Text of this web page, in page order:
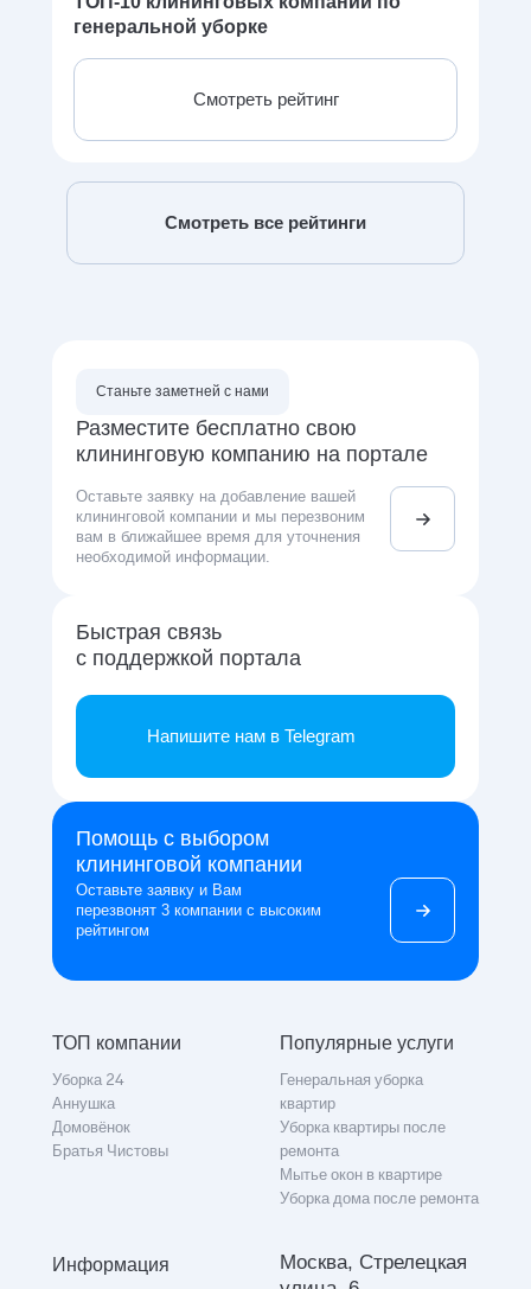
генеральной уборке
Смотреть рейтинг
Смотреть все рейтинги
Разместите бесплатно свою
клининговую компанию на портале
Станьте заметней с нами
Оставьте заявку на добавление вашей
клининговой компании и мы перезвоним
вам в ближайшее время для уточнения
необходимой информации.
Быстрая связь
с поддержкой портала
Напишите нам в Telegram
Помощь с выбором
клининговой компании
Оставьте заявку и Вам
перезвонят 3 компании с высоким
рейтингом
ТОП компании
Уборка 24
Аннушка
Домовёнок
Братья Чистовы
Популярные услуги
Генеральная уборка
квартир
Уборка квартиры после
ремонта
Мытье окон в квартире
Уборка дома после ремонта
Информация
Москва, Стрелецкая